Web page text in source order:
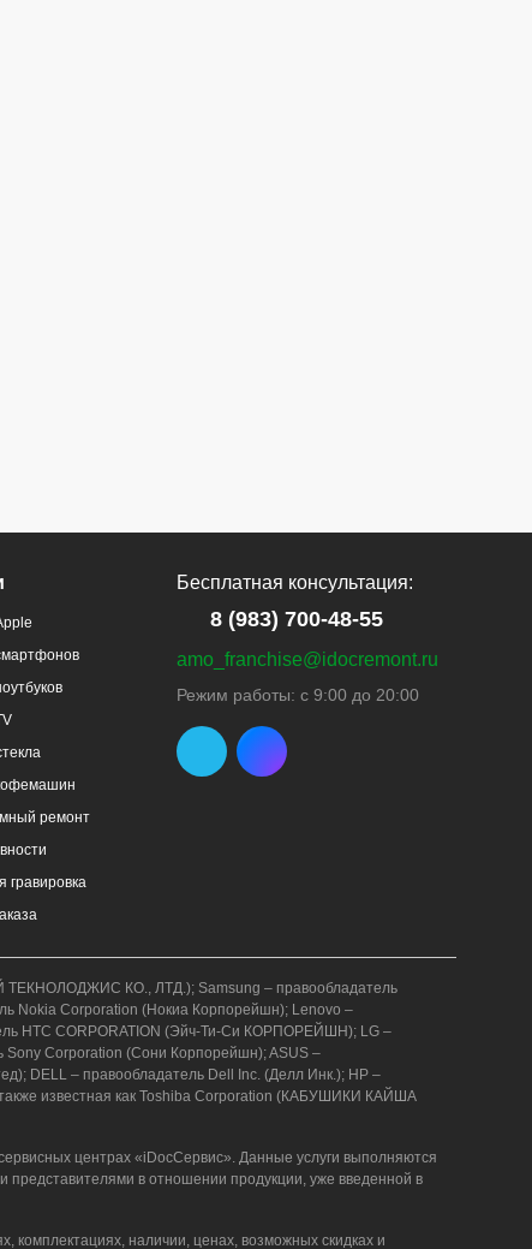
ремонт
гравировка
Бесплатная консультация:
8 (983) 700-48-55
amo_franchise@idocremont.ru
Режим работы: с 9:00 до 20:00
ТЕКНОЛОДЖИС КО., ЛТД.); Samsung – правообладатель
Nokia Corporation (Нокиа Корпорейшн); Lenovo –
HTC CORPORATION (Эйч-Ти-Си КОРПОРЕЙШН); LG –
Sony Corporation (Сони Корпорейшн); ASUS –
DELL – правообладатель Dell Inc. (Делл Инк.); HP –
известная как Toshiba Corporation (КАБУШИКИ КАЙША
центрах «iDocСервис». Данные услуги выполняются
в отношении продукции, уже введенной в
комплектациях, наличии, ценах, возможных скидках и